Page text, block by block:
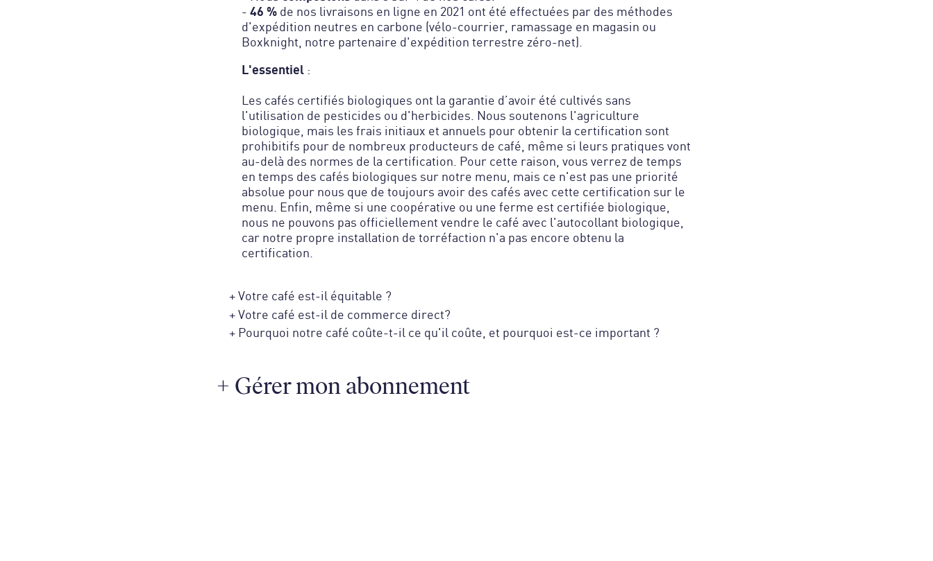
- 46 % de nos livraisons en ligne en 2021 ont été effectuées par des méthodes
d'expédition neutres en carbone (vélo-courrier, ramassage en magasin ou
Boxknight, notre partenaire d'expédition terrestre zéro-net).
L'essentiel :
Les cafés certifiés biologiques ont la garantie d’avoir été cultivés sans
l'utilisation de pesticides ou d'herbicides. Nous soutenons l'agriculture
biologique, mais les frais initiaux et annuels pour obtenir la certification sont
prohibitifs pour de nombreux producteurs de café, même si leurs pratiques vont
au-delà des normes de la certification. Pour cette raison, vous verrez de temps
en temps des cafés biologiques sur notre menu, mais ce n'est pas une priorité
absolue pour nous que de toujours avoir des cafés avec cette certification sur le
menu. Enfin, même si une coopérative ou une ferme est certifiée biologique,
nous ne pouvons pas officiellement vendre le café avec l'autocollant biologique,
car notre propre installation de torréfaction n'a pas encore obtenu la
+ Votre café est-il équitable ?
+ Votre café est-il de commerce direct?
+ Pourquoi notre café coûte-t-il ce qu'il coûte, et pourquoi est-ce important ?
+ Gérer mon abonnement